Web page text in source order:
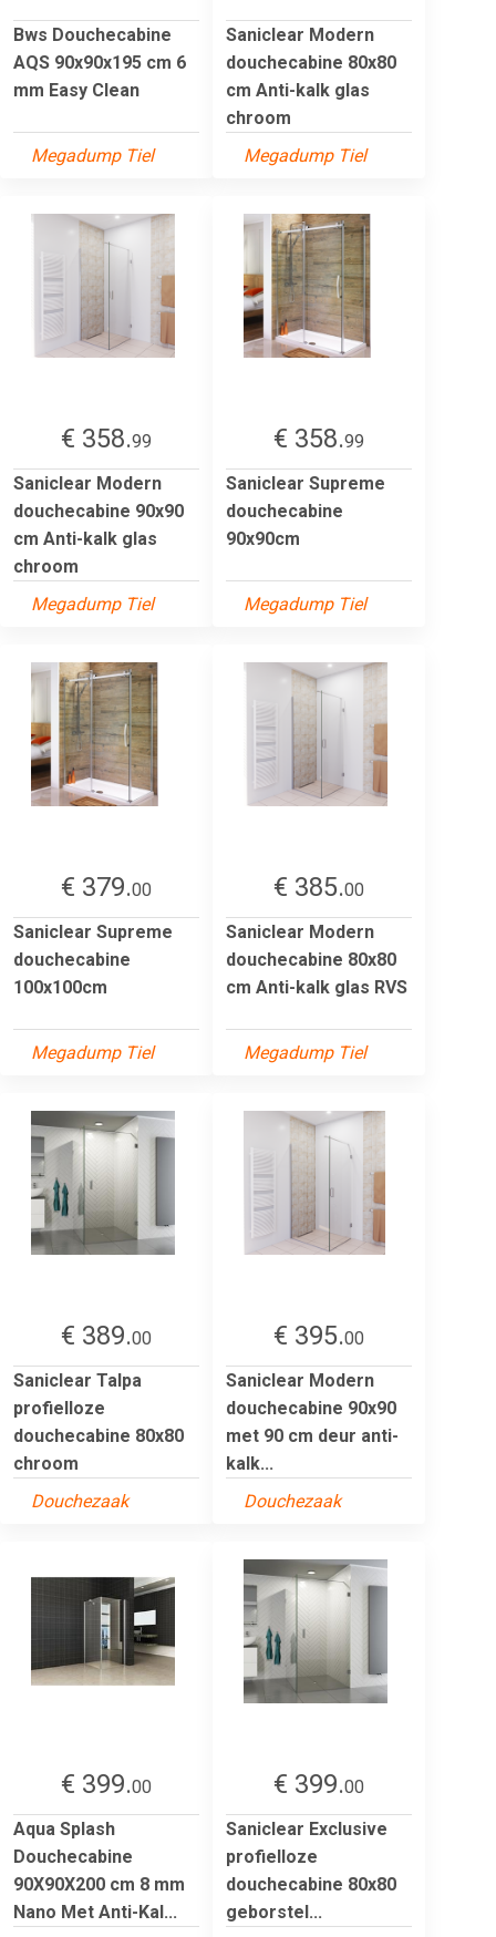
Bws Douchecabine
AQS 90x90x195 cm 6
mm Easy Clean
Megadump Tiel
Saniclear Modern
douchecabine 80x80
cm Anti-kalk glas
chroom
Megadump Tiel
€ 358.99
Saniclear Modern
douchecabine 90x90
cm Anti-kalk glas
chroom
Megadump Tiel
€ 358.99
Saniclear Supreme
douchecabine
90x90cm
Megadump Tiel
€ 379.00
Saniclear Supreme
douchecabine
100x100cm
Megadump Tiel
€ 385.00
Saniclear Modern
douchecabine 80x80
cm Anti-kalk glas RVS
Megadump Tiel
€ 389.00
Saniclear Talpa
profielloze
douchecabine 80x80
chroom
Douchezaak
€ 395.00
Saniclear Modern
douchecabine 90x90
met 90 cm deur anti-
kalk...
Douchezaak
€ 399.00
Aqua Splash
Douchecabine
90X90X200 cm 8 mm
Nano Met Anti-Kal...
€ 399.00
Saniclear Exclusive
profielloze
douchecabine 80x80
geborstel...